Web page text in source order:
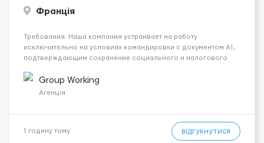
Франція
Требования: Наша компания устраивает на работу
исключительно на условиях командировки с документом A1,
подтверждающим сохранение социального и налогового
A1 могут получить граждане стран с упрощенным доступом к
рынку труда ЕС (Укра...
Group Working
Агенція
1 годину тому відгукнутися